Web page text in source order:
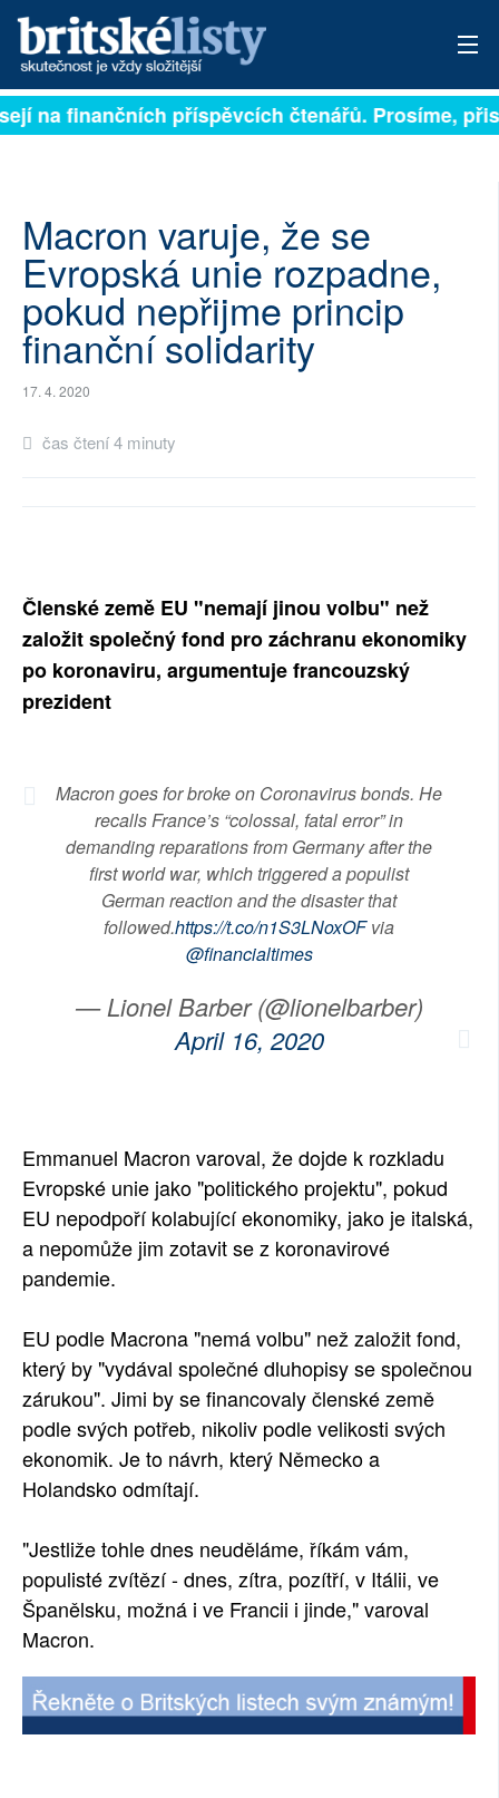
PŘIHLÁSIT
ARCHIV
ROZHOVORY
TÉMATA
PLNÁ VERZE STRÁNEK
na finančních příspěvcích čtenářů. Prosíme,
Macron varuje, že se
Evropská unie rozpadne,
pokud nepřijme princip
finanční solidarity
17. 4. 2020
čas čtení 4 minuty
Členské země EU "nemají jinou volbu" než
založit společný fond pro záchranu ekonomiky
po koronaviru, argumentuje francouzský
prezident
Macron goes for broke on Coronavirus bonds. He
recalls France’s “colossal, fatal error” in
demanding reparations from Germany after the
first world war, which triggered a populist
German reaction and the disaster that
followed.https://t.co/n1S3LNoxOFvia
@financialtimes
— Lionel Barber (@lionelbarber)
April 16, 2020
Emmanuel Macron varoval, že dojde k rozkladu
Evropské unie jako "politického projektu", pokud
EU nepodpoří kolabující ekonomiky, jako je italská,
a nepomůže jim zotavit se z koronavirové
pandemie.
EU podle Macrona "nemá volbu" než založit fond,
který by "vydával společné dluhopisy se společnou
zárukou". Jimi by se financovaly členské země
podle svých potřeb, nikoliv podle velikosti svých
ekonomik. Je to návrh, který Německo a
Holandsko odmítají.
"Jestliže tohle dnes neuděláme, říkám vám,
populisté zvítězí - dnes, zítra, pozítří, v Itálii, ve
Španělsku, možná i ve Francii i jinde," varoval
Macron.